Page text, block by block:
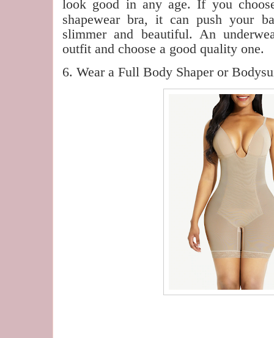
look good in any age. If you
shapewear bra, it can push your
slimmer and beautiful. An
outfit and choose a good quality one.
6. Wear a Full Body Shaper or